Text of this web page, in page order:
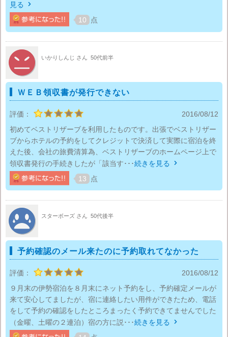
見る

10 点
いかりしんじ さん 50代前半
ＷＥＢ領収書が発行できない
評価：
2016/08/12
初めてベストリザーブを利用したものです。出張でベストリザー
ブからホテルの予約をしてクレジットで決済して実際に宿泊を終
えた後、会社の旅費清算為、ベストリザーブのホームページ上で
領収書発行の手続きしたが「該当す･･･続きを見る 
13 点
スターボーズ さん 50代後半
予約確認のメール来たのに予約取れてなかった
評価：
2016/08/12
９月末の伊勢宿泊を８月末にネット予約をし、予約確定メールが
来て安心してましたが、宿に連絡したい用件ができたため、電話
をして予約の確認をしたところまったく予約できてませんでした
（金曜、土曜の２連泊）宿の方に説･･･続きを見る 